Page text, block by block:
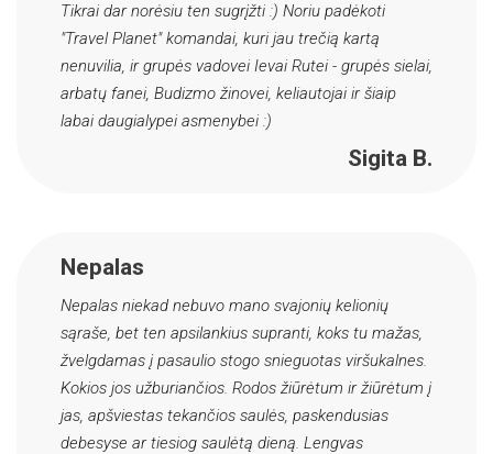
Tikrai dar norėsiu ten sugrįžti :) Noriu padėkoti
"Travel Planet" komandai, kuri jau trečią kartą
nenuvilia, ir grupės vadovei Ievai Rutei - grupės sielai,
arbatų fanei, Budizmo žinovei, keliautojai ir šiaip
labai daugialypei asmenybei :)
Sigita B.
Nepalas
Nepalas niekad nebuvo mano svajonių kelionių
sąraše, bet ten apsilankius supranti, koks tu mažas,
žvelgdamas į pasaulio stogo snieguotas viršukalnes.
Kokios jos užburiančios. Rodos žiūrėtum ir žiūrėtum į
jas, apšviestas tekančios saulės, paskendusias
debesyse ar tiesiog saulėtą dieną. Lengvas